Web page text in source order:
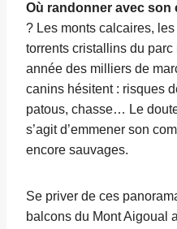
Où randonner avec son
? Les monts calcaires,
torrents cristallins du
année des milliers de
canins hésitent : risques
patous, chasse… Le
s’agit d’emmener son
encore sauvages.
Se priver de ces
balcons du Mont Aigoual